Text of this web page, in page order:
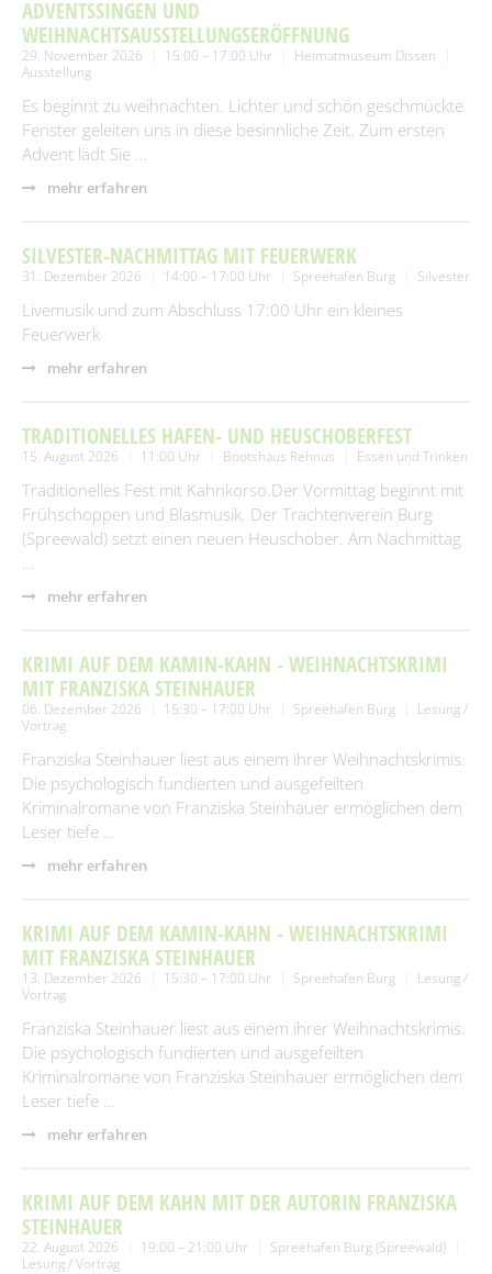
Fundtiere
Zahlen & Statistik
Formularservice
Spielplätze
Spenden & Sponsoring
Tourismus
ADVENTSSINGEN UND
WEIHNACHTSAUSSTELLUNGSERÖFFNUNG
29. November 2026 15:00 – 17:00 Uhr
Heimatmuseum Dissen
Ausstellung
Es beginnt zu weihnachten. Lichter und schön geschmückte
Fenster geleiten uns in diese besinnliche Zeit. Zum ersten
Advent lädt Sie …
mehr erfahren
SILVESTER-NACHMITTAG MIT FEUERWERK
31. Dezember 2026 14:00 – 17:00 Uhr Spreehafen Burg Silvester
Livemusik und zum Abschluss 17:00 Uhr ein kleines
Feuerwerk
mehr erfahren
TRADITIONELLES HAFEN- UND HEUSCHOBERFEST
15. August 2026 11:00 Uhr Bootshaus Rehnus Essen und Trinken
Traditionelles Fest mit Kahnkorso.Der Vormittag beginnt mit
Frühschoppen und Blasmusik. Der Trachtenverein Burg
(Spreewald) setzt einen neuen Heuschober. Am Nachmittag
…
mehr erfahren
KRIMI AUF DEM KAMIN-KAHN - WEIHNACHTSKRIMI
MIT FRANZISKA STEINHAUER
06. Dezember 2026 15:30 – 17:00 Uhr Spreehafen Burg
Lesung /
Vortrag
Franziska Steinhauer liest aus einem ihrer Weihnachtskrimis.
Die psychologisch fundierten und ausgefeilten
Kriminalromane von Franziska Steinhauer ermöglichen dem
Leser tiefe …
mehr erfahren
KRIMI AUF DEM KAMIN-KAHN - WEIHNACHTSKRIMI
MIT FRANZISKA STEINHAUER
13. Dezember 2026 15:30 – 17:00 Uhr Spreehafen Burg
Lesung /
Vortrag
Franziska Steinhauer liest aus einem ihrer Weihnachtskrimis.
Die psychologisch fundierten und ausgefeilten
Kriminalromane von Franziska Steinhauer ermöglichen dem
Leser tiefe …
mehr erfahren
KRIMI AUF DEM KAHN MIT DER AUTORIN FRANZISKA
STEINHAUER
22. August 2026 19:00 – 21:00 Uhr
Spreehafen Burg (Spreewald)
Lesung / Vortrag
SUCHEN